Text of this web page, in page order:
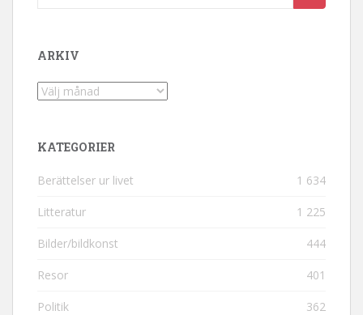
ARKIV
Arkiv
KATEGORIER
Berättelser ur livet 1 634
Litteratur 1 225
Bilder/bildkonst 444
Resor 401
Politik 362